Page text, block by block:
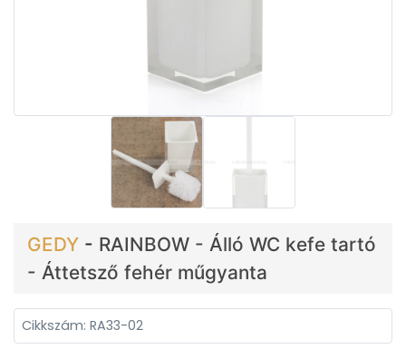
GEDY - RAINBOW - Álló WC kefe tartó
- Áttetsző fehér műgyanta
Cikkszám: RA33-02